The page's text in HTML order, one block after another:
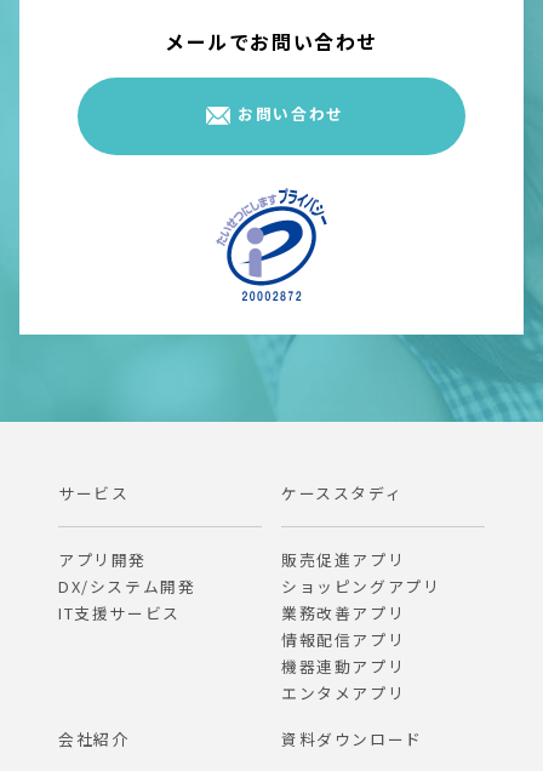
メールでお問い合わせ
お問い合わせ
サービス
アプリ開発
DX/システム開発
IT支援サービス
ケーススタディ
販売促進アプリ
ショッピングアプリ
業務改善アプリ
情報配信アプリ
機器連動アプリ
エンタメアプリ
会社紹介
資料ダウンロード